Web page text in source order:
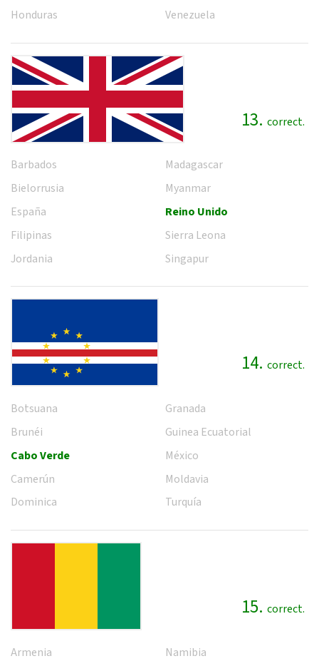
Honduras
Venezuela
13. correct.
Barbados
Bielorrusia
España
Filipinas
Jordania
Madagascar
Myanmar
Reino Unido
Sierra Leona
Singapur
14. correct.
Botsuana
Brunéi
Cabo Verde
Camerún
Dominica
Granada
Guinea Ecuatorial
México
Moldavia
Turquía
15. correct.
Armenia
Namibia